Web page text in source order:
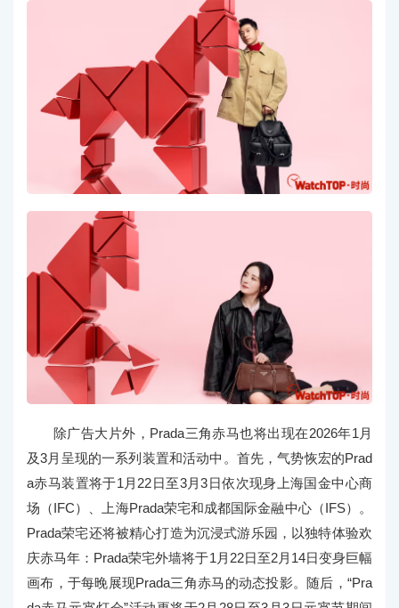
除广告大片外，Prada三角赤马也将出现在2026年1月
及3月呈现的一系列装置和活动中。首先，气势恢宏的Prad
a赤马装置将于1月22日至3月3日依次现身上海国金中心商
场（IFC）、上海Prada荣宅和成都国际金融中心（IFS）。
Prada荣宅还将被精心打造为沉浸式游乐园，以独特体验欢
庆赤马年：Prada荣宅外墙将于1月22日至2月14日变身巨幅
画布，于每晚展现Prada三角赤马的动态投影。随后，“Pra